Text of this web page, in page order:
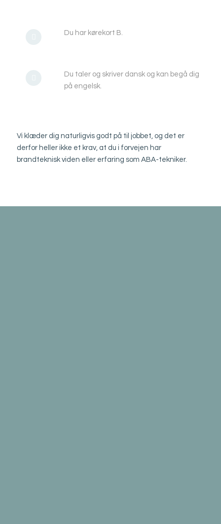
Du har kørekort B.
Du taler og skriver dansk og kan begå dig
på engelsk.
Vi klæder dig naturligvis godt på til jobbet, og det er
derfor heller ikke et krav, at du i forvejen har
brandteknisk viden eller erfaring som ABA-tekniker.